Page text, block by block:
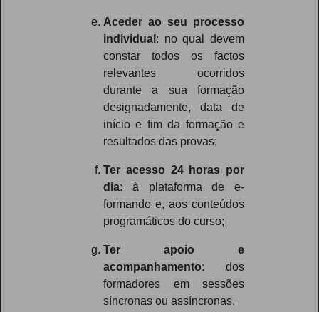
Aceder ao seu processo
individual : no qual devem
constar todos os factos
relevantes ocorridos
durante a sua formação
designadamente, data de
início e fim da formação e
resultados das provas;
Ter acesso 24 horas por
dia: à plataforma de e-
formando e, aos conteúdos
programáticos do curso;
Ter apoio e
acompanhamento: dos
formadores em sessões
síncronas ou assíncronas.